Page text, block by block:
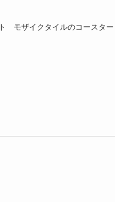
モザイクタイルのコースター